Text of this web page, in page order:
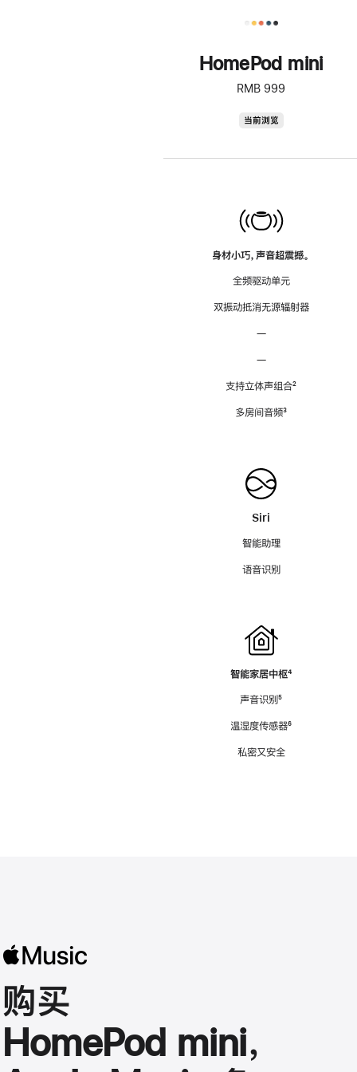
HomePod mini
RMB 999
当前浏览
身材小巧，声音超震撼。
全频驱动单元
双振动抵消无源辐射器
—
—
支持立体声组合脚
²
多房间音频脚
³
Siri
智能助理
语音识别
智能家居中枢脚
⁴
声音识别脚
⁵
温湿度传感器脚
⁶
私密又安全
购买
HomePod mini，